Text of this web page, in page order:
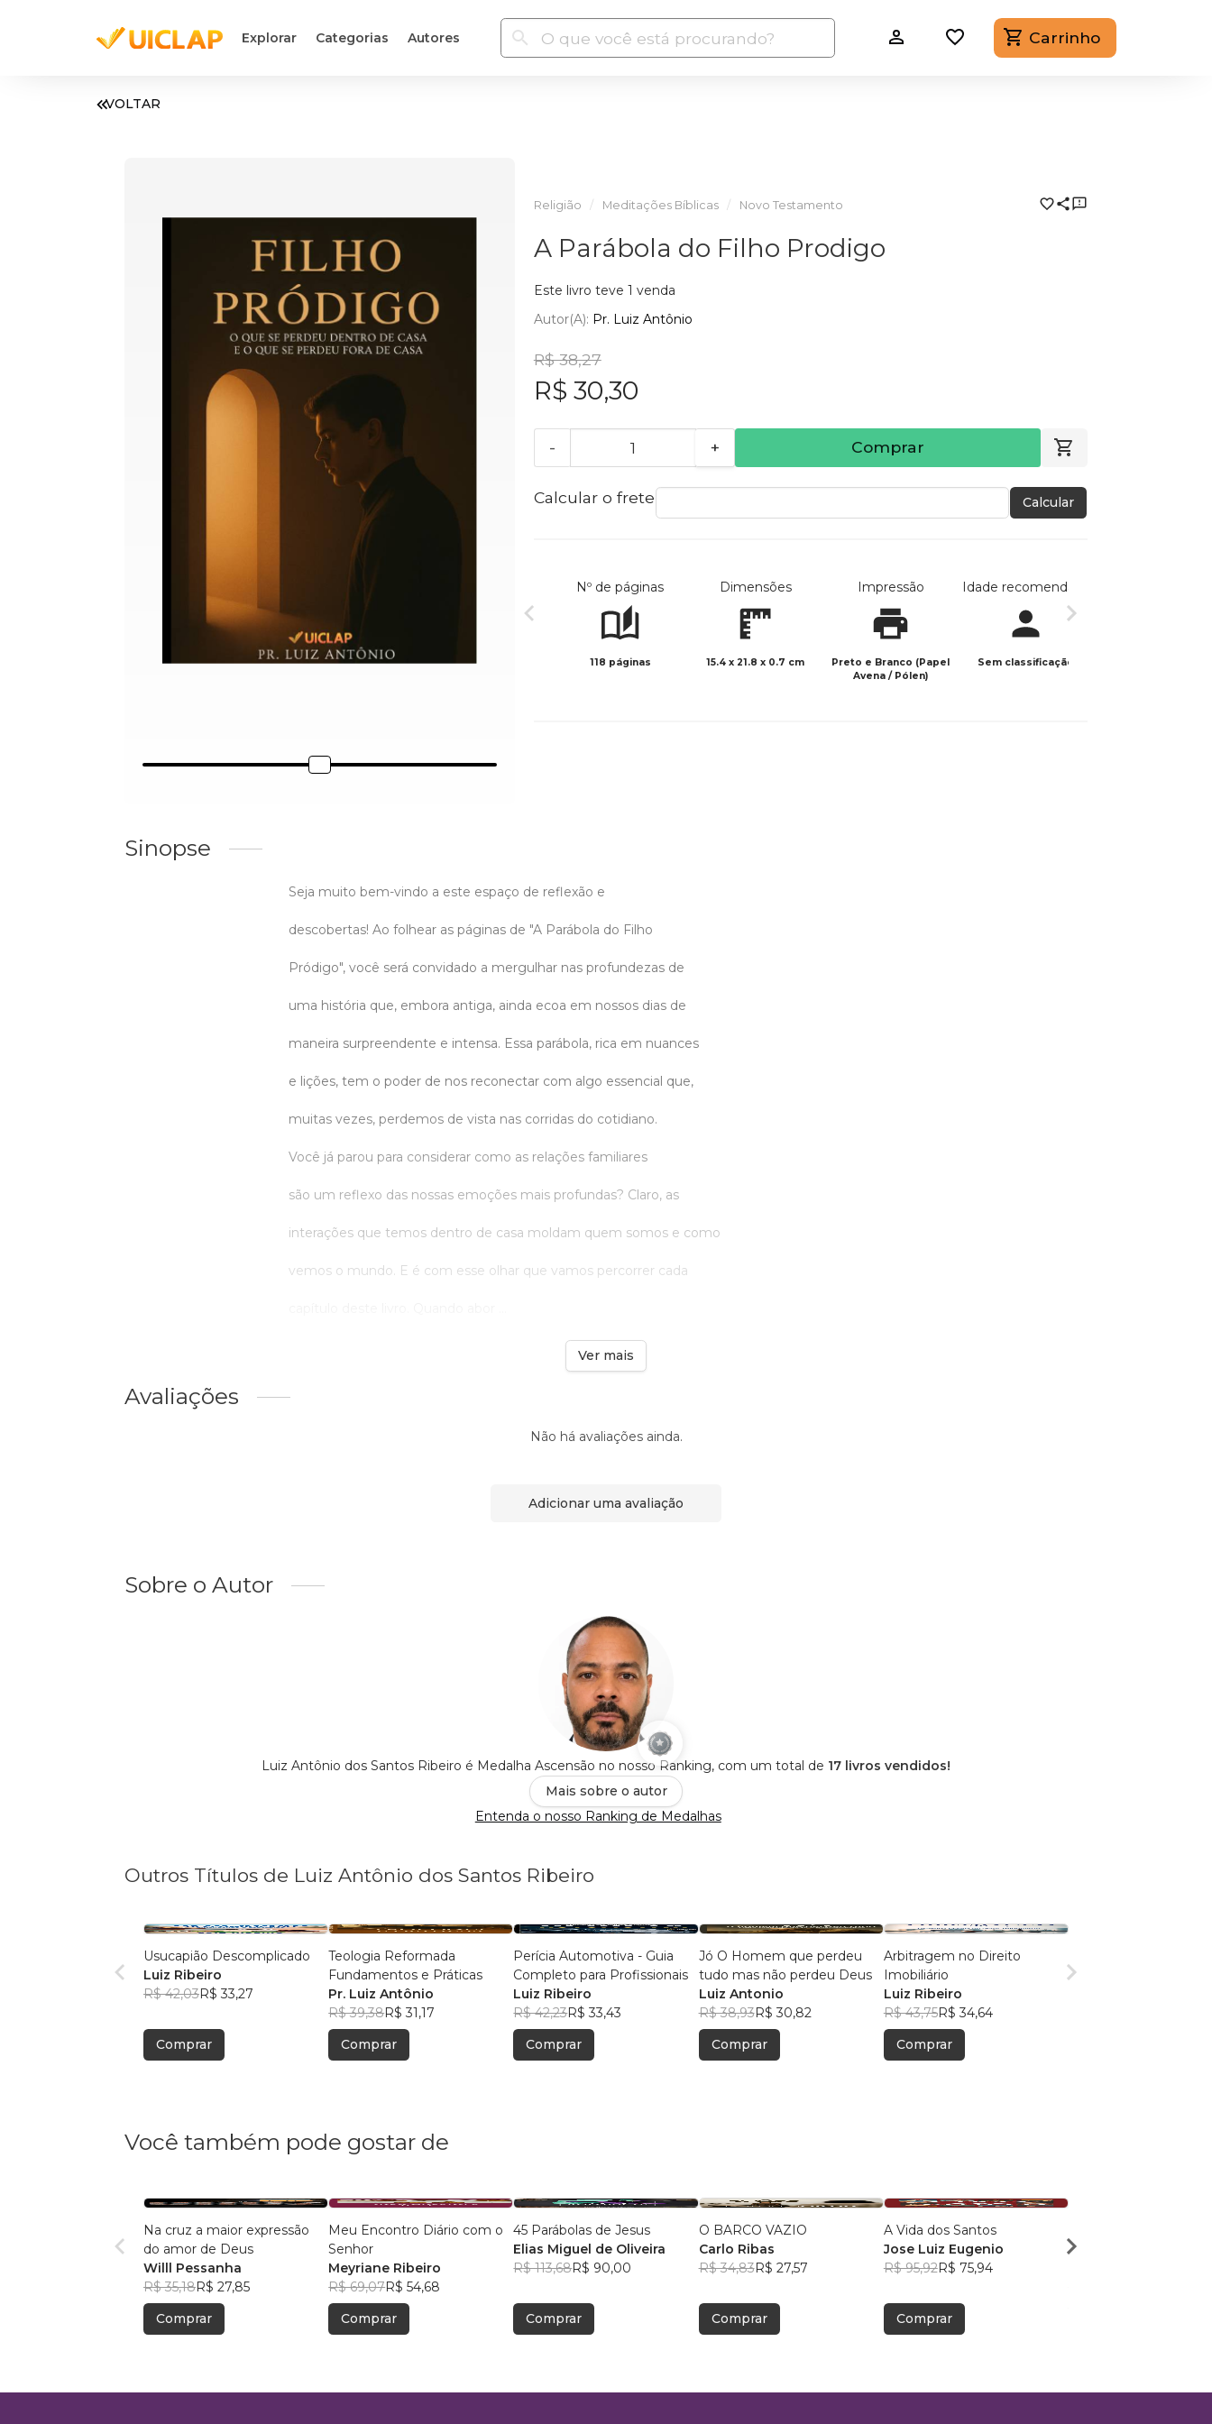
Explorar Categorias Autores Carrinho
VOLTAR
Religião Meditações Bíblicas Novo Testamento
A Parábola do Filho Prodigo
Este livro teve 1 venda
Autor(a): Pr. Luiz Antônio
R$ 38,27
R$ 30,30
- + Comprar
Calcular o frete Calcular
Nº de páginas
118 páginas
Dimensões
15.4 x 21.8 x 0.7 cm
Impressão
Preto e Branco (Papel
Avena / Pólen)
Idade recomendada
Sem classificação
Sinopse
Seja muito bem-vindo a este espaço de reflexão e
descobertas! Ao folhear as páginas de "A Parábola do Filho
Pródigo", você será convidado a mergulhar nas profundezas de
uma história que, embora antiga, ainda ecoa em nossos dias de
maneira surpreendente e intensa. Essa parábola, rica em nuances
e lições, tem o poder de nos reconectar com algo essencial que,
muitas vezes, perdemos de vista nas corridas do cotidiano.
Você já parou para considerar como as relações familiares
são um reflexo das nossas emoções mais profundas? Claro, as
interações que temos dentro de casa moldam quem somos e como
vemos o mundo. E é com esse olhar que vamos percorrer cada
Ver mais
Avaliações
Não há avaliações ainda.
Adicionar uma avaliação
Sobre o Autor
Luiz Antônio dos Santos Ribeiro é Medalha Ascensão no nosso Ranking, com um total de 17 livros vendidos!
Mais sobre o autor
Entenda o nosso Ranking de Medalhas
Outros Títulos de Luiz Antônio dos Santos Ribeiro
Usucapião Descomplicado
Luiz Ribeiro
R$ 42,03R$ 33,27
Comprar
Teologia Reformada
Fundamentos e Práticas
Pr. Luiz Antônio
R$ 39,38R$ 31,17
Comprar
Perícia Automotiva - Guia
Completo para Profissionais
Luiz Ribeiro
R$ 42,23R$ 33,43
Comprar
Jó O Homem que perdeu
tudo mas não perdeu Deus
Luiz Antonio
R$ 38,93R$ 30,82
Comprar
Arbitragem no Direito
Imobiliário
Luiz Ribeiro
R$ 43,75R$ 34,64
Comprar
Você também pode gostar de
Na cruz a maior expressão
do amor de Deus
Willl Pessanha
R$ 35,18R$ 27,85
Comprar
Meu Encontro Diário com o
Senhor
Meyriane Ribeiro
R$ 69,07R$ 54,68
Comprar
45 Parábolas de Jesus
Elias Miguel de Oliveira
R$ 113,68R$ 90,00
Comprar
O BARCO VAZIO
Carlo Ribas
R$ 34,83R$ 27,57
Comprar
A Vida dos Santos
Jose Luiz Eugenio
R$ 95,92R$ 75,94
Comprar
NO EVANGELHO DE